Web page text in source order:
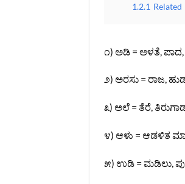
1.2.1 Related
೧) ಅಡಿ = ಅಳತೆ,
೨) ಅರಸು = ರಾಜ,
೩) ಅಲೆ = ತೆರೆ,
೪) ಆಳು = ಆಡಳಿತ
೫) ಉಡಿ = ಮಡಿಲು,